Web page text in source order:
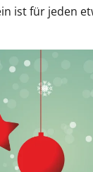
ist für jeden